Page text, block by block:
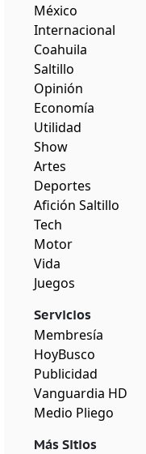
México
Internacional
Coahuila
Saltillo
Opinión
Economía
Utilidad
Show
Artes
Deportes
Afición Saltillo
Tech
Motor
Vida
Juegos
Servicios
Membresía
HoyBusco
Publicidad
Vanguardia HD
Medio Pliego
Más Sitios